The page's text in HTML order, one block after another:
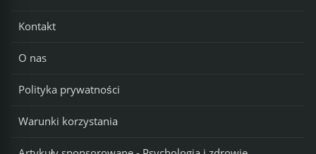
Kontakt
O nas
Polityka prywatności
Warunki korzystania